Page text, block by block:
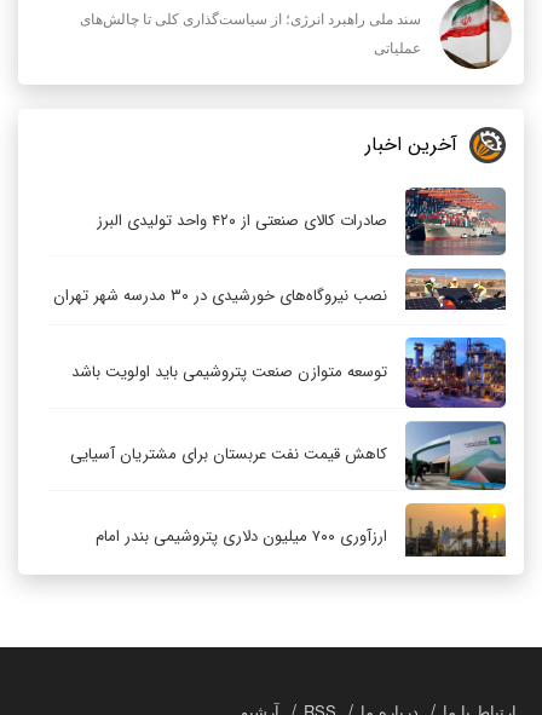
سند ملی راهبرد انرژی؛ از سیاست‌گذاری کلی تا چالش‌های
عملیاتی
آخرین اخبار
صادرات کالای صنعتی از ۴۲۰ واحد تولیدی البرز
نصب نیروگاه‌های خورشیدی در ۳۰ مدرسه شهر تهران
توسعه متوازن صنعت پتروشیمی باید اولویت باشد
کاهش قیمت نفت عربستان برای مشتریان آسیایی
ارزآوری ۷۰۰ میلیون دلاری پتروشیمی بندر امام